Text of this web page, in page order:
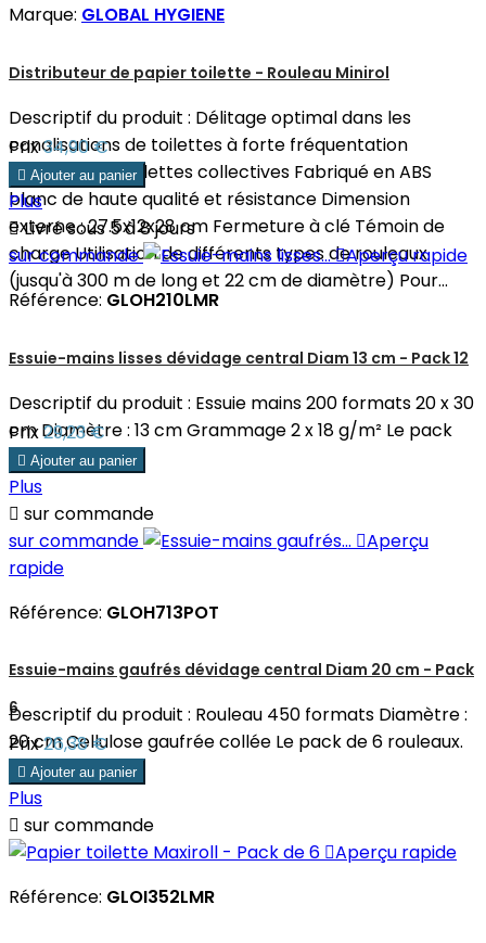
Marque: GLOBAL HYGIENE
Distributeur de papier toilette - Rouleau Minirol
Descriptif du produit : Délitage optimal dans les
canalisations de toilettes à forte fréquentation
Utilisation en toilettes collectives Fabriqué en ABS
blanc de haute qualité et résistance Dimension
externe : 27.5x12x28 cm Fermeture à clé Témoin de
charge Utilisation de différents types de rouleaux
(jusqu'à 300 m de long et 22 cm de diamètre) Pour...
Prix34,90 €
 Ajouter au panier
Plus
Livré sous 5 à 8 jours
sur commande
Aperçu rapide
Référence: GLOH210LMR
Essuie-mains lisses dévidage central Diam 13 cm - Pack 12
Descriptif du produit : Essuie mains 200 formats 20 x 30
cm Diamètre : 13 cm Grammage 2 x 18 g/m² Le pack
de 12 rouleaux.
Prix29,23 €
 Ajouter au panier
Plus
 sur commande
sur commande
Aperçu
rapide
Référence: GLOH713POT
Essuie-mains gaufrés dévidage central Diam 20 cm - Pack
6
Descriptif du produit : Rouleau 450 formats Diamètre :
20 cm Cellulose gaufrée collée Le pack de 6 rouleaux.
Prix26,38 €
 Ajouter au panier
Plus
 sur commande
Aperçu rapide
Référence: GLOI352LMR